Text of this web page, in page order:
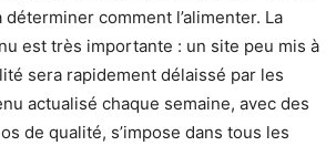
comment l’alimenter. La
est très importante : un site peu mis à
sera rapidement délaissé par les
actualisé chaque semaine, avec des
de qualité, s’impose dans tous les